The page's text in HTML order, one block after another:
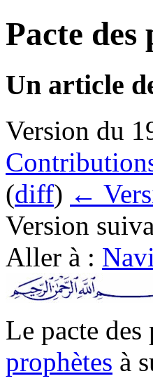
Pacte des
Un article
Version du
(diff) ←
Version
Aller à :
Le pacte des
prophètes à